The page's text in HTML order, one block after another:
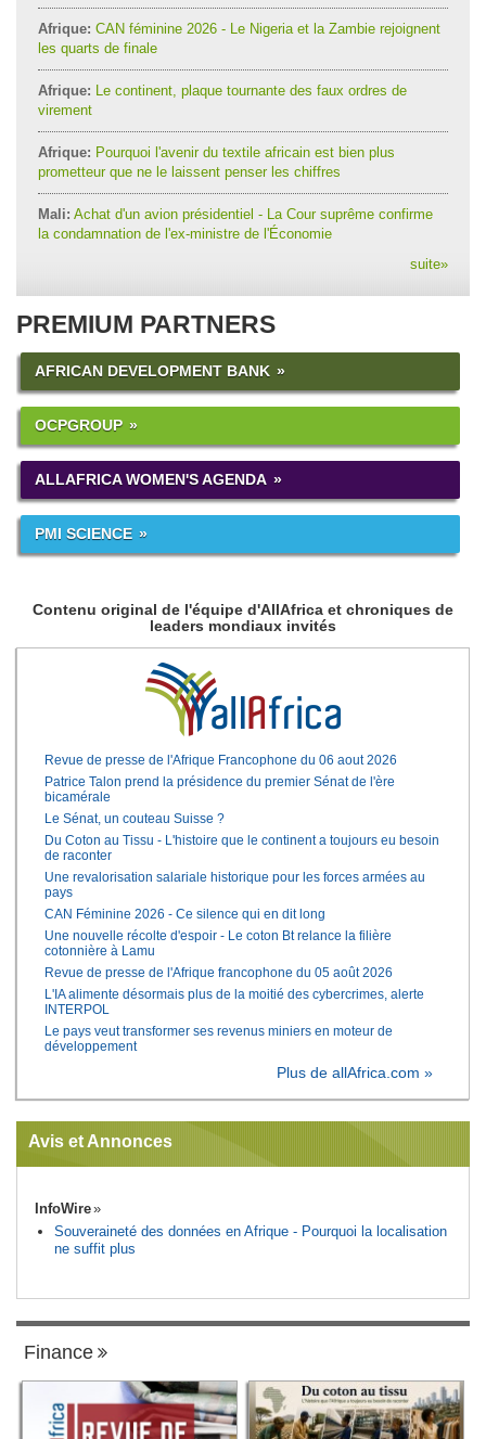
Afrique: CAN féminine 2026 - Le Nigeria et la Zambie rejoignent
les quarts de finale
Afrique: Le continent, plaque tournante des faux ordres de
virement
Afrique: Pourquoi l'avenir du textile africain est bien plus
prometteur que ne le laissent penser les chiffres
Mali: Achat d'un avion présidentiel - La Cour suprême confirme
la condamnation de l'ex-ministre de l'Économie
suite»
PREMIUM PARTNERS
AFRICAN DEVELOPMENT BANK
OCPGROUP
ALLAFRICA WOMEN'S AGENDA
PMI SCIENCE
Contenu original de l'équipe d'AllAfrica et chroniques de
leaders mondiaux invités
Revue de presse de l'Afrique Francophone du 06 aout 2026
Patrice Talon prend la présidence du premier Sénat de l'ère
bicamérale
Le Sénat, un couteau Suisse ?
Du Coton au Tissu - L'histoire que le continent a toujours eu besoin
de raconter
Une revalorisation salariale historique pour les forces armées au
pays
CAN Féminine 2026 - Ce silence qui en dit long
Une nouvelle récolte d'espoir - Le coton Bt relance la filière
cotonnière à Lamu
Revue de presse de l'Afrique francophone du 05 août 2026
L'IA alimente désormais plus de la moitié des cybercrimes, alerte
INTERPOL
Le pays veut transformer ses revenus miniers en moteur de
développement
Plus de allAfrica.com »
Avis et Annonces
InfoWire
Souveraineté des données en Afrique - Pourquoi la localisation
ne suffit plus
Finance